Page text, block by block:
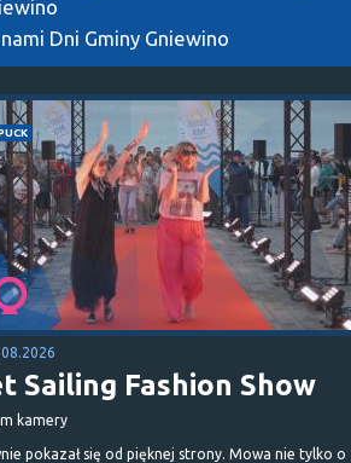
Dni Gminy Gniewino
Sailing Fashion Show
kamery
pokazał się od pięknej strony. Mowa nie tylko o